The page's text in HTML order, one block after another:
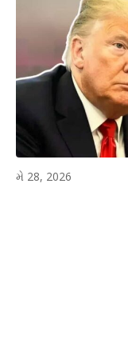
મે 28, 2026